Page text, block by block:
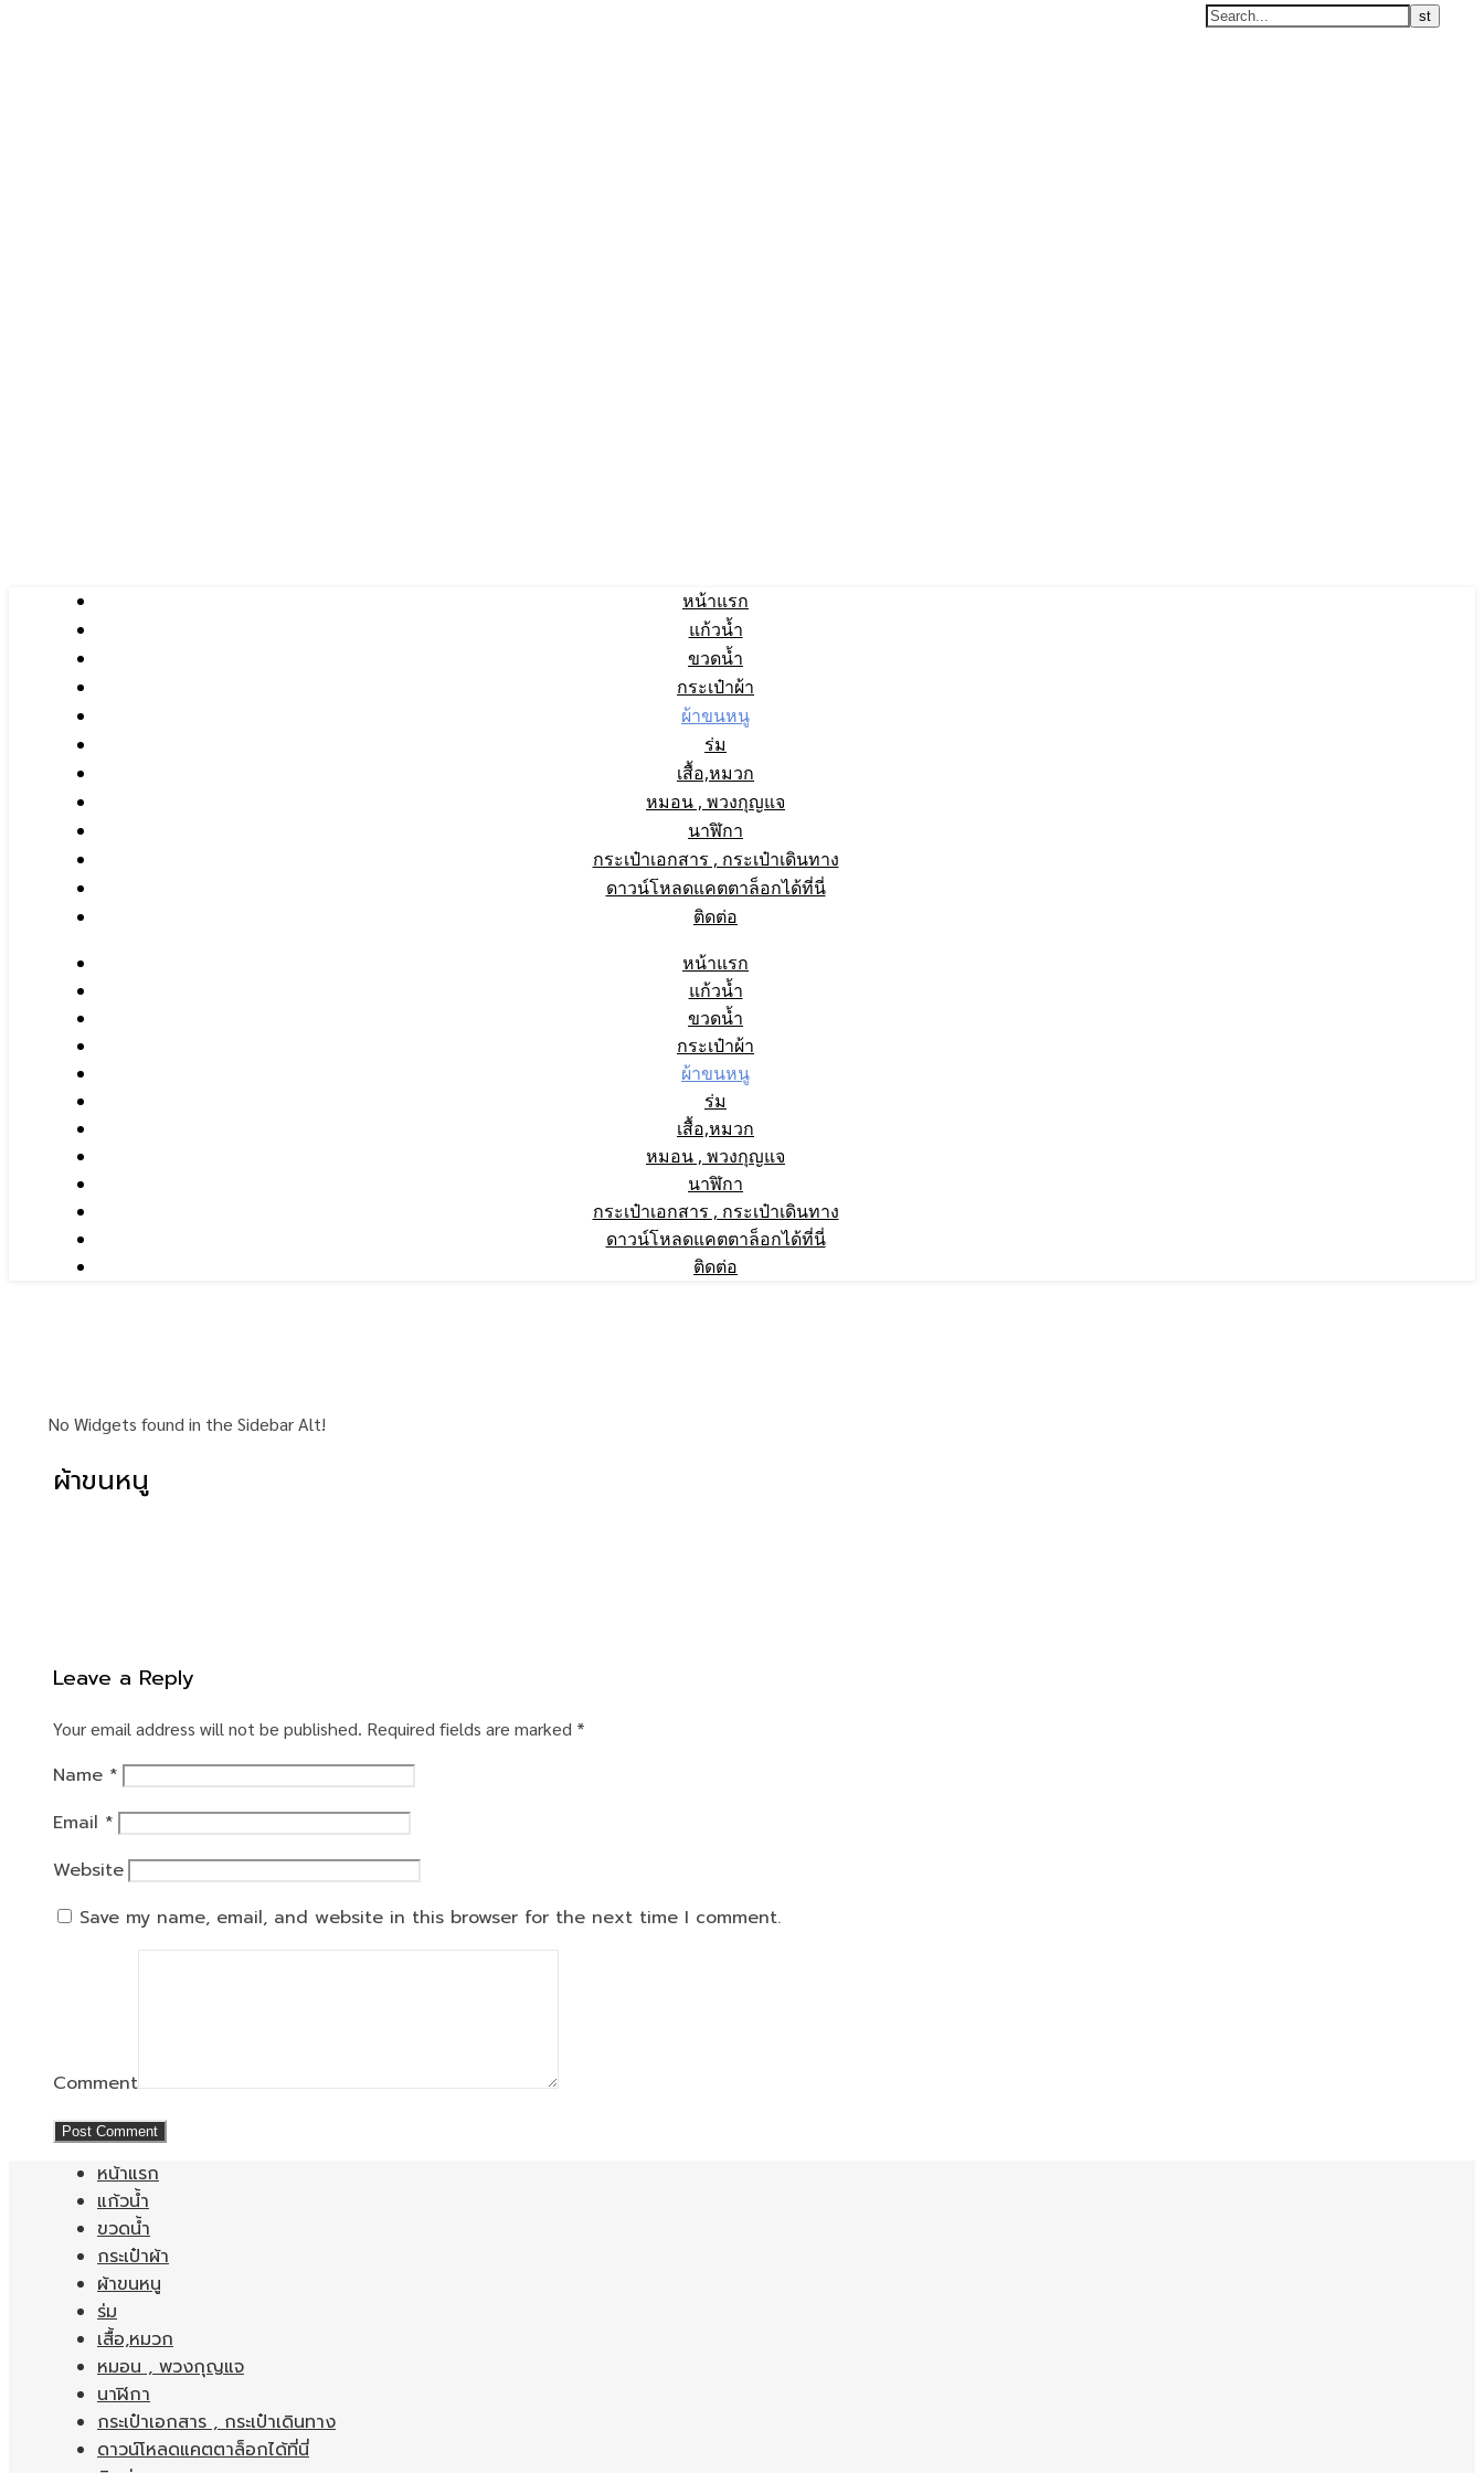
หน้าแรก
แก้วน้ำ
ขวดน้ำ
กระเป๋าผ้า
ผ้าขนหนู
ร่ม
เสื้อ,หมวก
หมอน , พวงกุญแจ
นาฬิกา
กระเป๋าเอกสาร , กระเป๋าเดินทาง
ดาวน์โหลดแคตตาล็อกได้ที่นี่
ติดต่อ
หน้าแรก
แก้วน้ำ
ขวดน้ำ
กระเป๋าผ้า
ผ้าขนหนู
ร่ม
เสื้อ,หมวก
หมอน , พวงกุญแจ
นาฬิกา
กระเป๋าเอกสาร , กระเป๋าเดินทาง
ดาวน์โหลดแคตตาล็อกได้ที่นี่
ติดต่อ
No Widgets found in the Sidebar Alt!
ผ้าขนหนู
Leave a Reply
Your email address will not be published. Required fields are marked *
Name *
Email *
Website
Save my name, email, and website in this browser for the next time I comment.
Comment
หน้าแรก
แก้วน้ำ
ขวดน้ำ
กระเป๋าผ้า
ผ้าขนหนู
ร่ม
เสื้อ,หมวก
หมอน , พวงกุญแจ
นาฬิกา
กระเป๋าเอกสาร , กระเป๋าเดินทาง
ดาวน์โหลดแคตตาล็อกได้ที่นี่